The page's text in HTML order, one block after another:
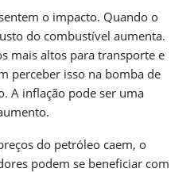
o impacto. Quando o
do combustível aumenta.
mais altos para transporte e
perceber isso na bomba de
A inflação pode ser uma
do petróleo caem, o
podem se beneficiar com